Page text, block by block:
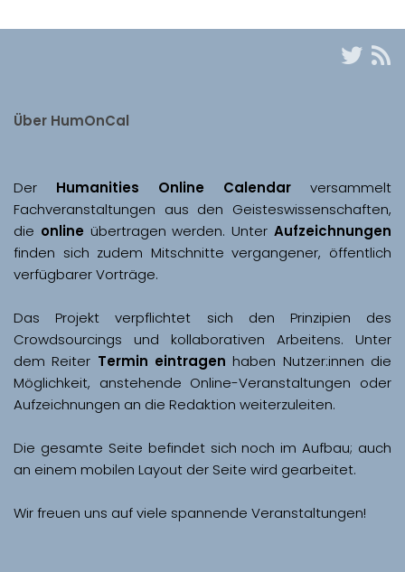
Über HumOnCal
Der Humanities Online Calendar versammelt
Fachveranstaltungen aus den Geisteswissenschaften,
die online übertragen werden. Unter Aufzeichnungen
finden sich zudem Mitschnitte vergangener, öffentlich
Das Projekt verpflichtet sich den Prinzipien des
Crowdsourcings und kollaborativen Arbeitens. Unter
dem Reiter Termin eintragen haben Nutzer:innen die
Möglichkeit, anstehende Online-Veranstaltungen oder
Aufzeichnungen an die Redaktion weiterzuleiten.
Die gesamte Seite befindet sich noch im Aufbau; auch
Wir freuen uns auf viele spannende Veranstaltungen!